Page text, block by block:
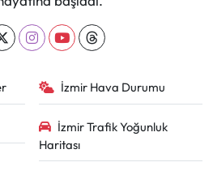
İzmir Hava Durumu
İzmir Trafik Yoğunluk
Haritası